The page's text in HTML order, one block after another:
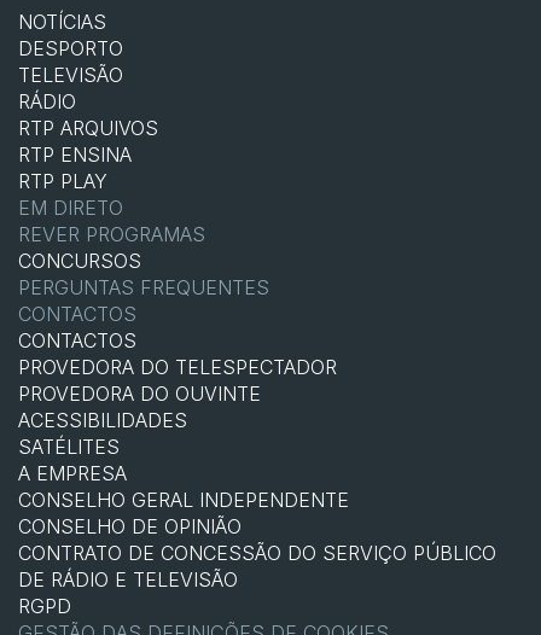
NOTÍCIAS
DESPORTO
TELEVISÃO
RÁDIO
RTP ARQUIVOS
RTP ENSINA
RTP PLAY
EM DIRETO
REVER PROGRAMAS
CONCURSOS
PERGUNTAS FREQUENTES
CONTACTOS
CONTACTOS
PROVEDORA DO TELESPECTADOR
PROVEDORA DO OUVINTE
ACESSIBILIDADES
SATÉLITES
A EMPRESA
CONSELHO GERAL INDEPENDENTE
CONSELHO DE OPINIÃO
CONTRATO DE CONCESSÃO DO SERVIÇO PÚBLICO
DE RÁDIO E TELEVISÃO
RGPD